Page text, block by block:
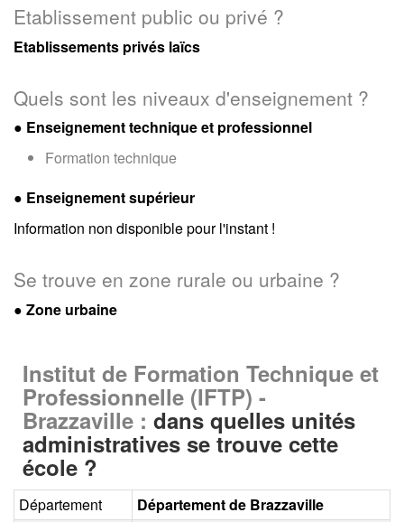
Etablissement public ou privé ?
Etablissements privés laïcs
Quels sont les niveaux d'enseignement ?
● Enseignement technique et professionnel
Formation technique
● Enseignement supérieur
Information non disponible pour l'instant !
Se trouve en zone rurale ou urbaine ?
● Zone urbaine
Institut de Formation Technique et
Professionnelle (IFTP) -
Brazzaville : dans quelles unités
administratives se trouve cette
école ?
Département
Département de Brazzaville